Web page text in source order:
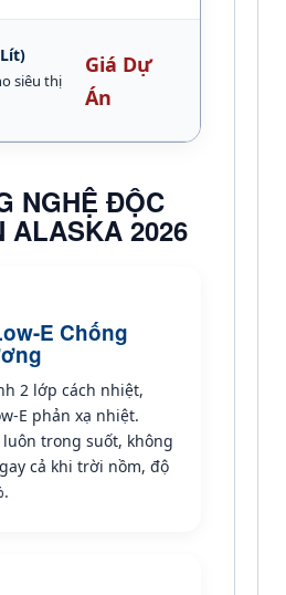
siêu thị
Giá Dự
Án
NGHỆ ĐỘC
ALASKA 2026
E Chống
2 lớp cách nhiệt,
E phản xạ nhiệt.
trong suốt, không
cả khi trời nồm, độ